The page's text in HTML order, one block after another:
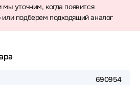
уточним, когда появится
подберем подходящий аналог
690954